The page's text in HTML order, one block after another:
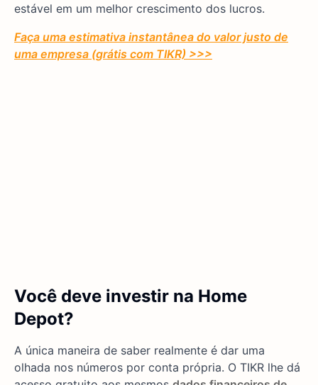
estável em um melhor crescimento dos lucros.
Faça uma estimativa instantânea do valor justo de
uma empresa (grátis com TIKR) >>>
Você deve investir na Home
Depot?
A única maneira de saber realmente é dar uma
olhada nos números por conta própria. O TIKR lhe dá